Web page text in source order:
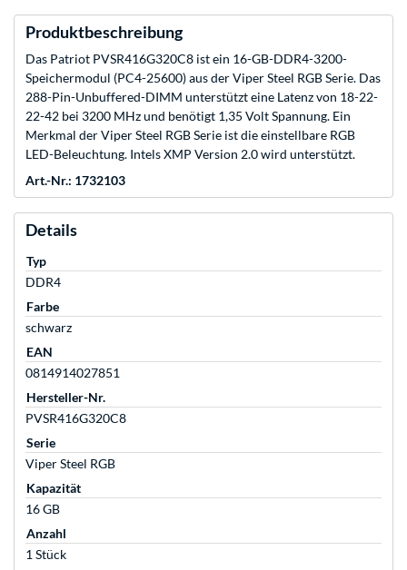
Produktbeschreibung
Das Patriot PVSR416G320C8 ist ein 16-GB-DDR4-3200-
Speichermodul (PC4-25600) aus der Viper Steel RGB Serie. Das
288-Pin-Unbuffered-DIMM unterstützt eine Latenz von 18-22-
22-42 bei 3200 MHz und benötigt 1,35 Volt Spannung. Ein
Merkmal der Viper Steel RGB Serie ist die einstellbare RGB
LED-Beleuchtung. Intels XMP Version 2.0 wird unterstützt.
Art.-Nr.: 1732103
Details
Typ
DDR4
Farbe
schwarz
EAN
0814914027851
Hersteller-Nr.
PVSR416G320C8
Serie
Viper Steel RGB
Kapazität
16 GB
Anzahl
1 Stück